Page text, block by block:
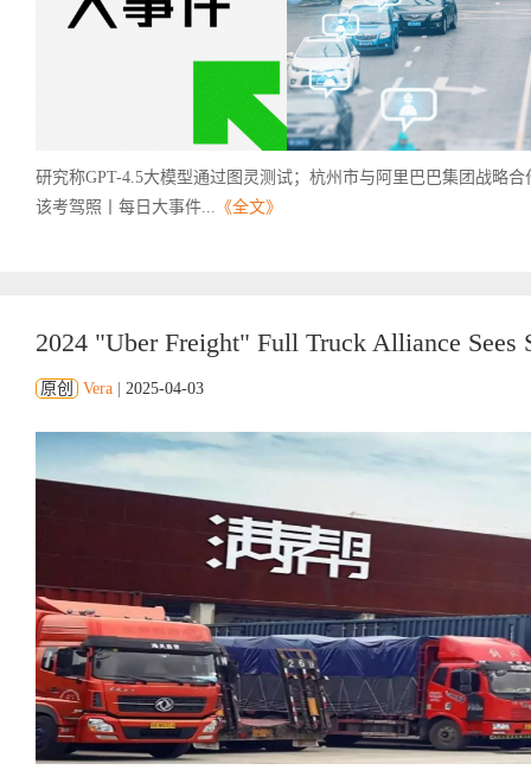
研究称GPT-4.5大模型通过图灵测试；杭州市与阿里巴巴集团战略
该考驾照丨每日大事件... 《全文》
2024 "Uber Freight" Full Truck Alliance Sees
原创 Vera 2025-04-03